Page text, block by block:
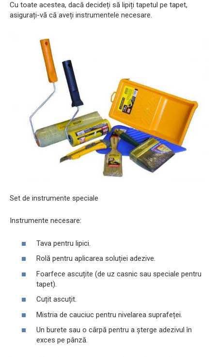
Cu toate acestea, dacă decideți să lipiți tapetul pe tapet,
asigurați-vă că aveți instrumentele necesare.
Set de instrumente speciale
Instrumente necesare:
Tava pentru lipici.
Rolă pentru aplicarea soluției adezive.
Foarfece ascuțite (de uz casnic sau speciale pentru
tapet).
Cuțit ascuțit.
Mistria de cauciuc pentru nivelarea suprafeței.
Un burete sau o cârpă pentru a șterge adezivul în
exces pe pânză.